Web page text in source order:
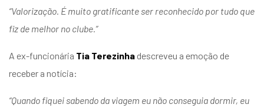
“Valorização. É muito gratificante ser reconhecido por tudo que
fiz de melhor no clube.”
A ex-funcionária Tia Terezinha descreveu a emoção de
receber a notícia:
“Quando fiquei sabendo da viagem eu não conseguia dormir, eu